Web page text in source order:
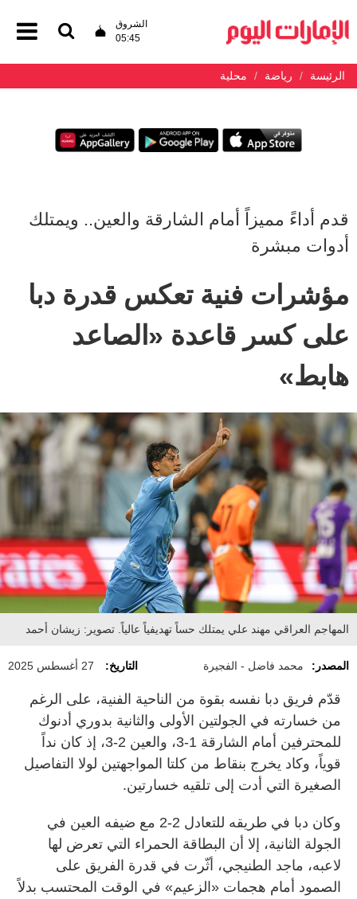
الشروق
05:45
الرئيسة رياضة محلية
قدم أداءً مميزاً أمام الشارقة والعين.. ويمتلك
أدوات مبشرة
مؤشرات فنية تعكس قدرة دبا
على كسر قاعدة «الصاعد
هابط»
المهاجم العراقي مهند علي يمتلك حساً تهديفياً عالياً. تصوير: زيشان أحمد
المصدر: محمد فاضل - الفجيرة التاريخ: 27 أغسطس 2025
قدّم فريق دبا نفسه بقوة من الناحية الفنية، على الرغم
من خسارته في الجولتين الأولى والثانية بدوري أدنوك
للمحترفين أمام الشارقة 1-3، والعين 2-3، إذ كان نداً
قوياً، وكاد يخرج بنقاط من كلتا المواجهتين لولا التفاصيل
الصغيرة التي أدت إلى تلقيه خسارتين.
وكان دبا في طريقه للتعادل 2-2 مع ضيفه العين في
الجولة الثانية، إلا أن البطاقة الحمراء التي تعرض لها
لاعبه، ماجد الطنيجي، أثّرت في قدرة الفريق على
الصمود أمام هجمات «الزعيم» في الوقت المحتسب بدلاً